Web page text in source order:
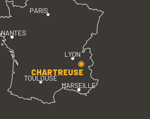
PARIS
LYON
TOULOUSE
MARSEILLE
NANTES
CHARTREUSE